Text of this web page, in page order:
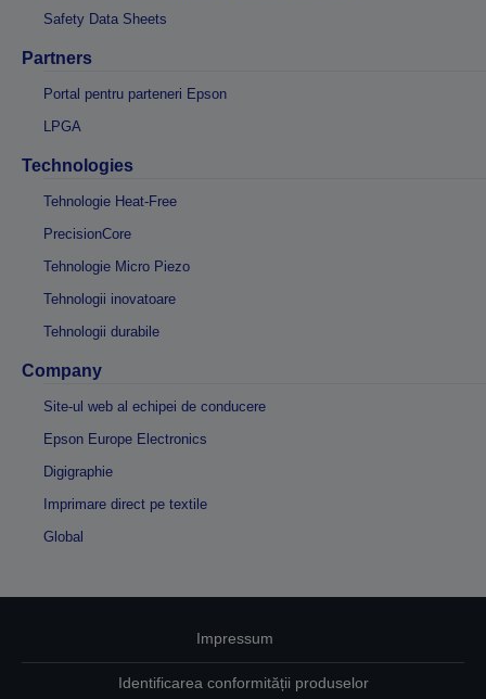
Safety Data Sheets
Partners
Portal pentru parteneri Epson
LPGA
Technologies
Tehnologie Heat-Free
PrecisionCore
Tehnologie Micro Piezo
Tehnologii inovatoare
Tehnologii durabile
Company
Site-ul web al echipei de conducere
Epson Europe Electronics
Digigraphie
Imprimare direct pe textile
Global
Impressum
Identificarea conformității produselor